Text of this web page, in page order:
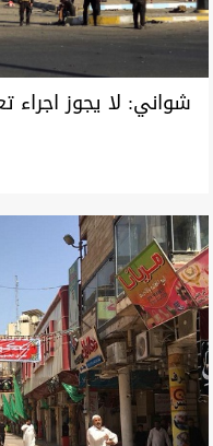
شواني: لا يجوز